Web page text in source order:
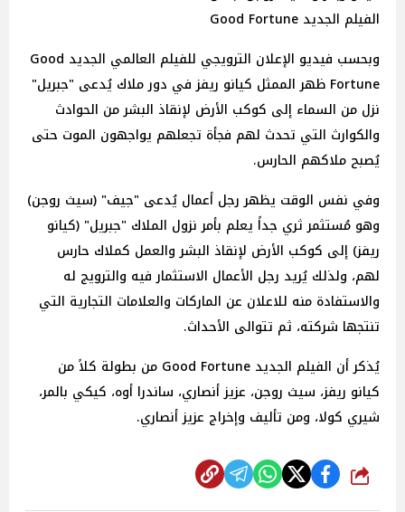
الفيلم الجديد Good Fortune
وبحسب فيديو الإعلان الترويجي للفيلم العالمي الجديد Good
Fortune ظهر الممثل كيانو ريفز في دور ملاك يُدعى "جبريل"
نزل من السماء إلى كوكب الأرض لإنقاذ البشر من الحوادث
والكوارث التي تحدث لهم فجأة تجعلهم يواجهون الموت حتى
يُصبح ملاكهم الحارس.
وفي نفس الوقت يظهر رجل أعمال يُدعى "جيف" (سيث روجن)
وهو مُستثمر ثري جداً يعلم بأمر نزول الملاك "جبريل" (كيانو
ريفز) إلى كوكب الأرض لإنقاذ البشر والعمل كملاك حارس
لهم، ولذلك يُريد رجل الأعمال الاستثمار فيه والترويج له
والاستفادة منه للاعلان عن الماركات والعلامات التجارية التي
تنتجها شركته، ثم تتوالى الأحداث.
يُذكر أن الفيلم الجديد Good Fortune من بطولة كلاً من
كيانو ريفز، سيث روجن، عزيز أنصاري، ساندرا أوه، كيكي بالمر،
شيري كولا، ومن تأليف وإخراج عزيز أنصاري.
شارك